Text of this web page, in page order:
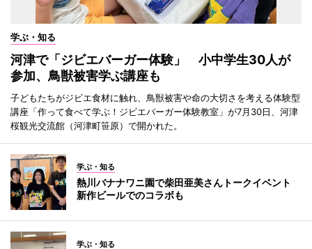
学ぶ・知る
河津で「ジビエバーガー体験」 小中学生30人が
参加、鳥獣被害学ぶ講座も
子どもたちがジビエ食材に触れ、鳥獣被害や命の大切さを考える体験型
講座「作って食べて学ぶ！ジビエバーガー体験教室」が7月30日、河津
桜観光交流館（河津町笹原）で開かれた。
学ぶ・知る
熱川バナナワニ園で柴田亜美さんトークイベント
新作ビールでのコラボも
学ぶ・知る